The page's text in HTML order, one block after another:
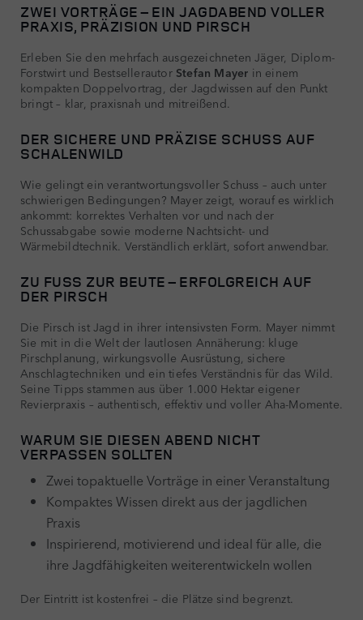
ZWEI VORTRÄGE – EIN JAGDABEND VOLLER
PRAXIS, PRÄZISION UND PIRSCH
Erleben Sie den mehrfach ausgezeichneten Jäger, Diplom-
Forstwirt und Bestsellerautor Stefan Mayer in einem
kompakten Doppelvortrag, der Jagdwissen auf den Punkt
bringt – klar, praxisnah und mitreißend.
DER SICHERE UND PRÄZISE SCHUSS AUF
SCHALENWILD
Wie gelingt ein verantwortungsvoller Schuss – auch unter
schwierigen Bedingungen? Mayer zeigt, worauf es wirklich
ankommt: korrektes Verhalten vor und nach der
Schussabgabe sowie moderne Nachtsicht- und
Wärmebildtechnik. Verständlich erklärt, sofort anwendbar.
ZU FUSS ZUR BEUTE – ERFOLGREICH AUF D
ER PIRSCH
Die Pirsch ist Jagd in ihrer intensivsten Form. Mayer nimmt
Sie mit in die Welt der lautlosen Annäherung: kluge
Pirschplanung, wirkungsvolle Ausrüstung, sichere
Anschlagtechniken und ein tiefes Verständnis für das Wild.
Seine Tipps stammen aus über 1.000 Hektar eigener
Revierpraxis – authentisch, effektiv und voller Aha-Momente.
WARUM SIE DIESEN ABEND NICHT
VERPASSEN SOLLTEN
Zwei topaktuelle Vorträge in einer Veranstaltung
Kompaktes Wissen direkt aus der jagdlichen
Praxis
Inspirierend, motivierend und ideal für alle, die
ihre Jagdfähigkeiten weiterentwickeln wollen
Der Eintritt ist kostenfrei – die Plätze sind begrenzt.